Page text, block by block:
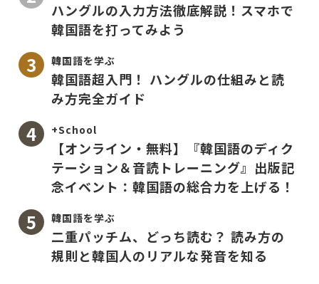
ハングルの入力方法徹底解説！スマホで
韓国語を打ってみよう
韓国語を学ぶ
韓国語超入門！ ハングルの仕組みと読
み方完全ガイド
+School
【オンライン・無料】『韓国語のディク
テーション＆音読トレーニング』出版記
念イベント：韓国語の総合力を上げる！
韓国語を学ぶ
二重パッチム、どっち読む？ 読み方の
規則と韓国人のリアルな発音を知る